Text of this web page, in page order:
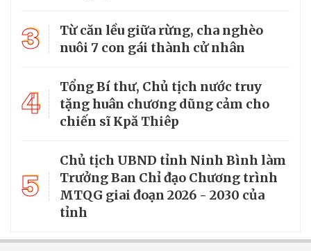
3
Từ căn lều giữa rừng, cha nghèo
nuôi 7 con gái thành cử nhân
4
Tổng Bí thư, Chủ tịch nước truy
tặng huân chương dũng cảm cho
chiến sĩ Kpă Thiêp
5
Chủ tịch UBND tỉnh Ninh Bình làm
Trưởng Ban Chỉ đạo Chương trình
MTQG giai đoạn 2026 - 2030 của
tỉnh